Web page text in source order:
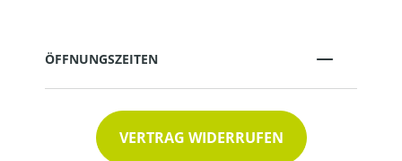
ÖFFNUNGSZEITEN
VERTRAG WIDERRUFEN